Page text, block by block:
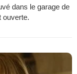
dans le garage de
ouverte.